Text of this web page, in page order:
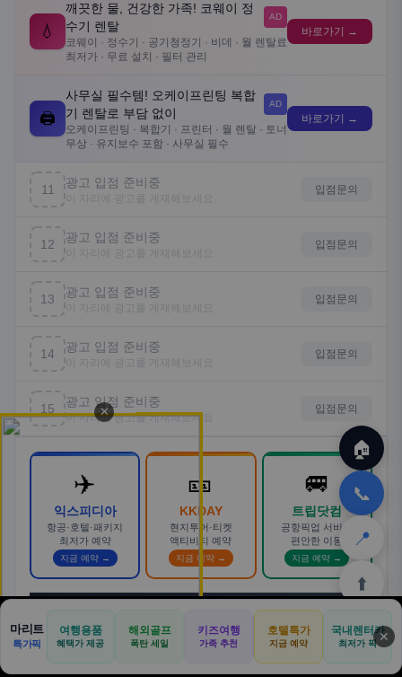
💧
깨끗한 물, 건강한 가족! 코웨이 정
수기 렌탈
AD
코웨이 · 정수기 · 공기청정기 · 비데 · 월 렌탈료
최저가 · 무료 설치 · 필터 관리
바로가기 →
🖨️
사무실 필수템! 오케이프린팅 복합
기 렌탈로 부담 없이
AD
오케이프린팅 · 복합기 · 프린터 · 월 렌탈 · 토너
무상 · 유지보수 포함 · 사무실 필수
바로가기 →
11 광고 입점 준비중
이 자리에 광고를 게재해보세요
입점문의
12 광고 입점 준비중
이 자리에 광고를 게재해보세요
입점문의
13 광고 입점 준비중
이 자리에 광고를 게재해보세요
입점문의
14 광고 입점 준비중
이 자리에 광고를 게재해보세요
입점문의
15 광고 입점 준비중
이 자리에 광고를 게재해보세요
입점문의
✈️
익스피디아
항공·호텔·패키지
최저가 예약
지금 예약 →
🎫
KKDAY
현지투어·티켓
액티비티 예약
지금 예약 →
🚐
트립닷컴
공항픽업 서비스
편안한 이동
지금 예약 →
💼광고 배너 입점 문의 · 제휴 마케팅 · 브랜드 홍보 →
🏠
💬
커뮤
✈️
🍽️
🛒
쿠팡
🎁
테무
🏠
📞
📍
⬆️
🏠 📝
견적
🚐
기사등록
🛒
아마존
✕
마리트
특가픽
여행용품
혜택가 제공
해외골프
폭탄 세일
키즈여행
가족 추천
호텔특가
지금 예약
국내렌터카
최저가 픽 ✕